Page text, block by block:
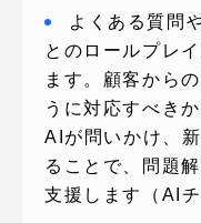
よくある質問
とのロールプレ
ます。顧客から
うに対応すべき
AIが問いかけ、
ることで、問題
支援します（AI